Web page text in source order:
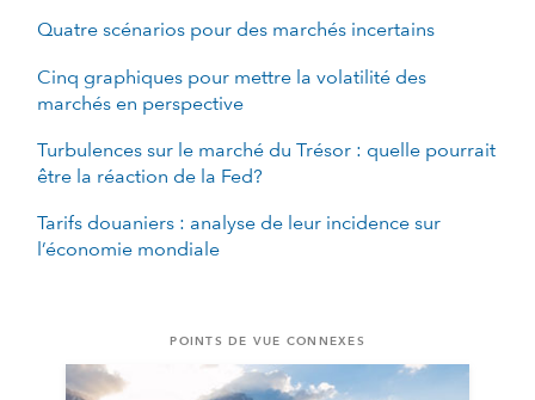
Quatre scénarios pour des marchés incertains
Cinq graphiques pour mettre la volatilité des
marchés en perspective
Turbulences sur le marché du Trésor : quelle pourrait
être la réaction de la Fed?
Tarifs douaniers : analyse de leur incidence sur
l’économie mondiale
POINTS DE VUE CONNEXES